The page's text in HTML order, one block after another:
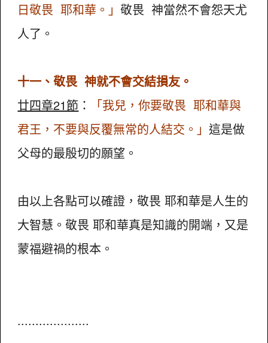
日敬畏 耶和華。」 敬畏 神當然不會怨天尤
人了。
十一、敬畏 神就不會交結損友。
廿四章21節 ：
「我兒，你要敬畏 耶和華與
君王，不要與反覆無常的人結交。」這是做
父母的最殷切的願望。
由以上各點可以確證，敬畏 耶和華是人生的
大智慧。敬畏 耶和華真是知識的開端，又是
蒙福避禍的根本。
....................